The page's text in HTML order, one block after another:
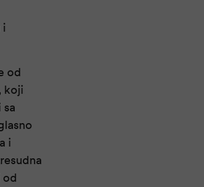
i
od
koji
i
od